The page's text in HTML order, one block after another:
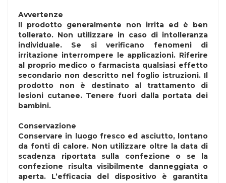
Avvertenze
Il prodotto generalmente non irrita ed è ben
tollerato. Non utilizzare in caso di intolleranza
individuale. Se si verificano fenomeni di
irritazione interrompere le applicazioni. Riferire
al proprio medico o farmacista qualsiasi effetto
secondario non descritto nel foglio istruzioni. Il
prodotto non è destinato al trattamento di
lesioni cutanee. Tenere fuori dalla portata dei
bambini.
Conservazione
Conservare in luogo fresco ed asciutto, lontano
da fonti di calore. Non utilizzare oltre la data di
scadenza riportata sulla confezione o se la
confezione risulta visibilmente danneggiata o
aperta. L’efficacia del dispositivo è garantita